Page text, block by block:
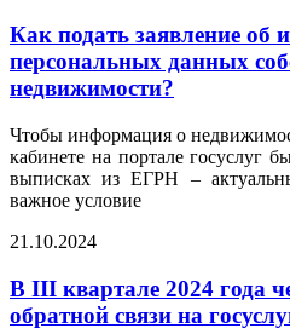
Как подать заявление об
персональных данных
недвижимости?
Чтобы информация о
кабинете на портале госуслуг
выписках из ЕГРН –
важное условие
21.10.2024
В III квартале 2024 года
обратной связи на